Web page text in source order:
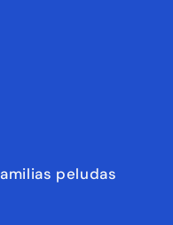
peludas